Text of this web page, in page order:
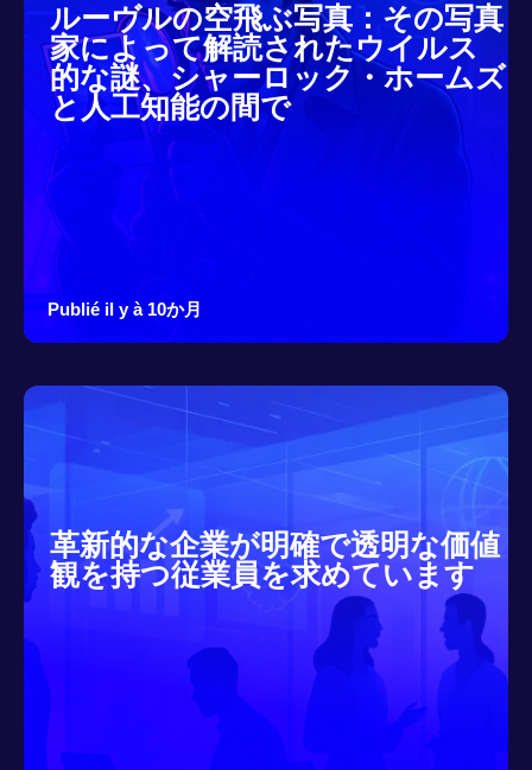
ルーヴルの空飛ぶ写真：その写真
家によって解読されたウイルス
的な謎、シャーロック・ホームズ
と人工知能の間で
Publié il y à 10か月
革新的な企業が明確で透明な価値
観を持つ従業員を求めています